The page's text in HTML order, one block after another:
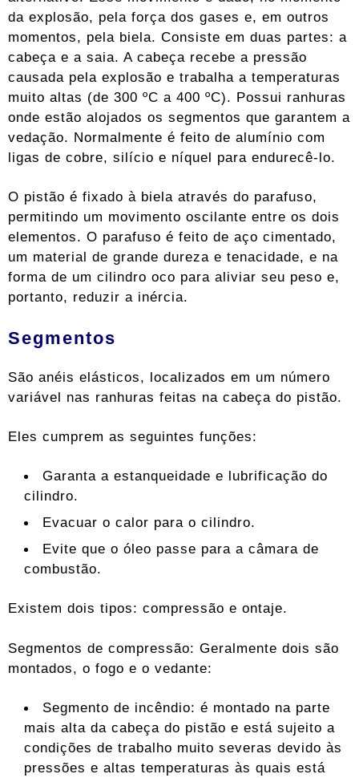
da explosão, pela força dos gases e, em outros
momentos, pela biela. Consiste em duas partes: a
cabeça e a saia. A cabeça recebe a pressão
causada pela explosão e trabalha a temperaturas
muito altas (de 300 ºC a 400 ºC). Possui ranhuras
onde estão alojados os segmentos que garantem a
vedação. Normalmente é feito de alumínio com
ligas de cobre, silício e níquel para endurecê-lo.
O pistão é fixado à biela através do parafuso,
permitindo um movimento oscilante entre os dois
elementos. O parafuso é feito de aço cimentado,
um material de grande dureza e tenacidade, e na
forma de um cilindro oco para aliviar seu peso e,
portanto, reduzir a inércia.
Segmentos
São anéis elásticos, localizados em um número
variável nas ranhuras feitas na cabeça do pistão.
Eles cumprem as seguintes funções:
Garanta a estanqueidade e lubrificação do
cilindro.
Evacuar o calor para o cilindro.
Evite que o óleo passe para a câmara de
combustão.
Existem dois tipos: compressão e ontaje.
Segmentos de compressão: Geralmente dois são
montados, o fogo e o vedante:
Segmento de incêndio: é montado na parte
mais alta da cabeça do pistão e está sujeito a
condições de trabalho muito severas devido às
pressões e altas temperaturas às quais está